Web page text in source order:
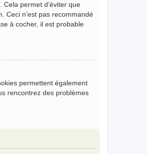
permet d’éviter que
Ceci n’est pas recommandé
à cocher, il est probable
permettent également
rencontrez des problèmes